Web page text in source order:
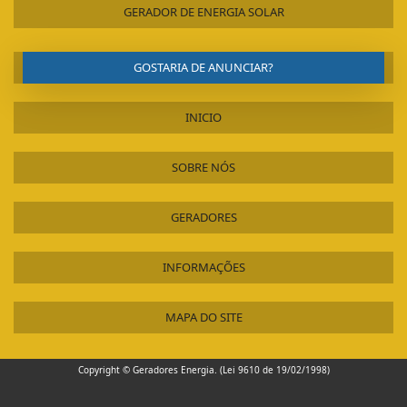
GERADOR DOMESTICO A DIESEL
GERADOR DIESEL USADO
GERADOR DIESEL TRIFÁSICO 6 KVA PARTIDA ELÉTRICA
GERADOR DIESEL SILENCIADO
GERADOR DE ENERGIA SOLAR SP
GERADOR DE ENERGIA ELÉTRICA A VAPOR
VENDA E INSTALAÇÃO DE GERADORES
CONTRATO DE MANUTENÇÃO DE GERADORES
CUSTO DE MANUTENÇÃO DE GRUPOS GERADORES
PLANO DE MANUTENÇÃO DE GRUPOS GERADORES
PLANO DE MANUTENÇÃO EM GERADORES
CUSTO MANUTENÇÃO GERADOR DIESEL
GERADOR DE ENERGIA SOLAR
GOSTARIA DE ANUNCIAR?
INICIO
SOBRE NÓS
GERADORES
INFORMAÇÕES
MAPA DO SITE
Copyright © Geradores Energia. (Lei 9610 de 19/02/1998)